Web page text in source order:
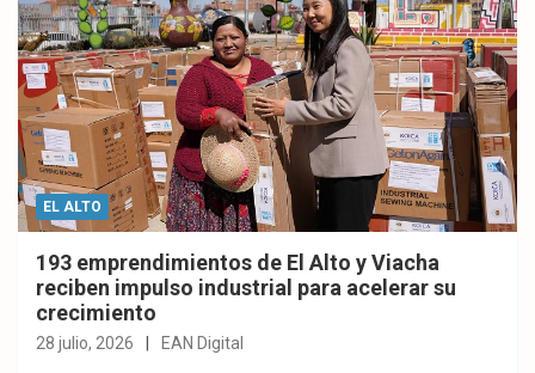
EL ALTO
193 emprendimientos de El Alto y Viacha
reciben impulso industrial para acelerar su
crecimiento
28 julio, 2026 EAN Digital